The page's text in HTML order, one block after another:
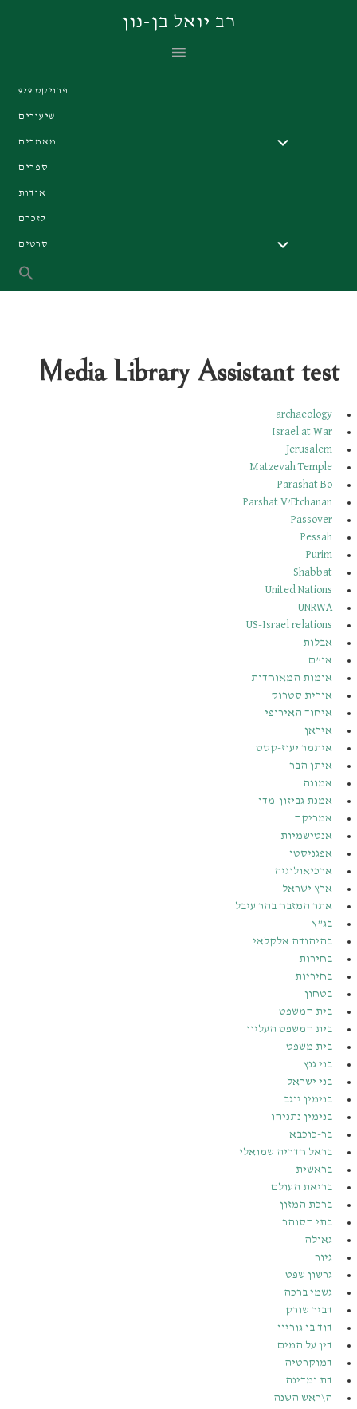
רב יואל בן-נון
פרויקט 929
שיעורים
מאמרים
ספרים
אודות
לזכרם
סרטים
Media Library Assistant test
archaeology
Israel at War
Jerusalem
Matzevah Temple
Parashat Bo
Parshat V’Etchanan
Passover
Pessah
Purim
Shabbat
United Nations
UNRWA
US-Israel relations
אבלות
או”ם
אומות המאוחדות
אורית סטרוק
איחוד האירופי
איראן
איתמר יעוז-קסט
איתן הבר
אמונה
אמנת גביזון-מדן
אמריקה
אנטישמיות
אפגניסטן
ארכיאולוגיה
ארץ ישראל
אתר המזבח בהר עיבל
בג”ץ
בהיהודה אלקלאי
בחירות
בחיריות
בטחון
בית המשפט
בית המשפט העליון
בית משפט
בני גנץ
בני ישראל
בנימין יוגב
בנימין נתניהו
בר-כוכבא
בראל חדריה שמואלי
בראשית
בריאת העולם
ברכת המזון
בתי הסוהר
גאולה
גיור
גרשון שפט
גשמי ברכה
דביר שורק
דוד בן גוריון
דין על המים
דמוקרטיה
דת ומדינה
ה\ראש השנה